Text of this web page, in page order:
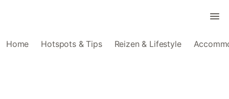
Home Hotspots & Tips Reizen & Lifestyle